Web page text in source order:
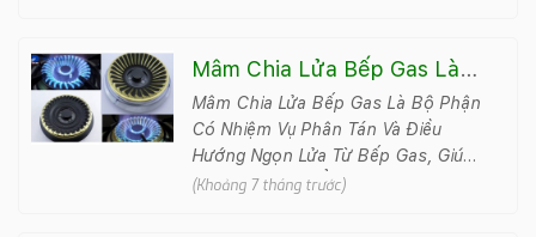
Mâm Chia Lửa Bếp Gas Là
Gì? Phân Loại Và Cách Vệ
Sinh
Mâm Chia Lửa Bếp Gas Là Bộ Phận
Có Nhiệm Vụ Phân Tán Và Điều
Hướng Ngọn Lửa Từ Bếp Gas, Giúp
Lửa Cháy Đều, Ổn Định Và Tiết Kiệm
(Khoảng 7 tháng trước)